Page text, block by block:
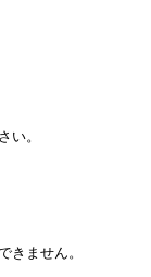
い。
きません。